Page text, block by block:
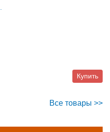
Купить
Все товары >>